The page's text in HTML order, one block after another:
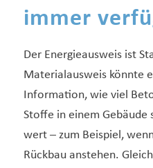
immer
Der Energieausweis ist
Materialausweis könnte
Information, wie viel
Stoffe in einem Gebäude
wert – zum Beispiel,
Rückbau anstehen.